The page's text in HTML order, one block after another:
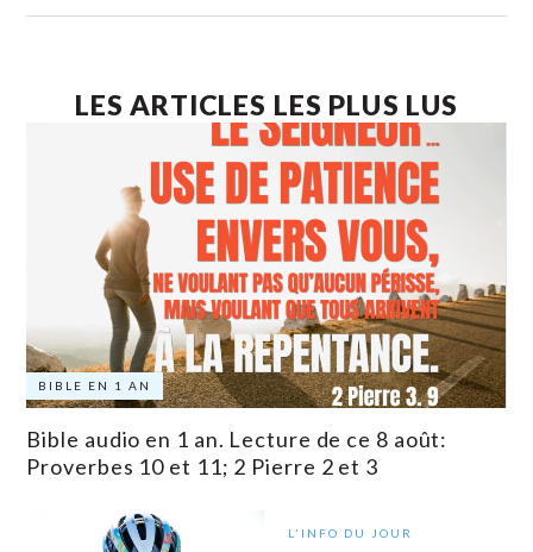
LES ARTICLES LES PLUS LUS
BIBLE EN 1 AN
Bible audio en 1 an. Lecture de ce 8 août:
Proverbes 10 et 11; 2 Pierre 2 et 3
L'INFO DU JOUR